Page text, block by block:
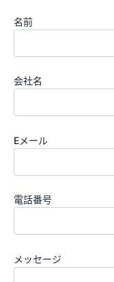
名前
会社名
Eメール
電話番号
メッセージ